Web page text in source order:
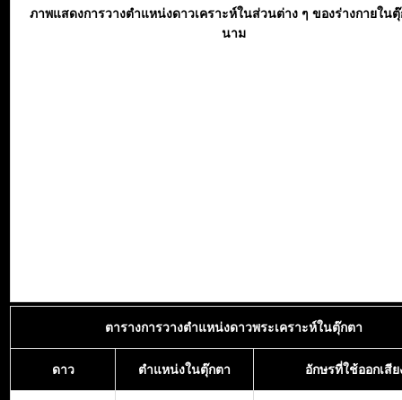
ภาพแสดงการวางตำแหน่งดาวเคราะห์ในส่วนต่าง ๆ ของร่างกายใน
นาม
ตารางการวางตำแหน่งดาวพระเคราะห์ในตุ๊กตา
ดาว ตำแหน่งในตุ๊กตา อักษรที่ใช้ออกเสีย